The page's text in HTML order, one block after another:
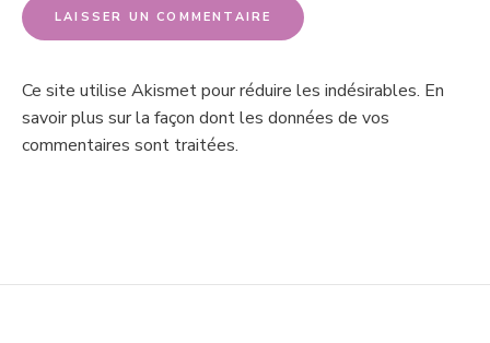
Ce site utilise Akismet pour réduire les indésirables. En
savoir plus sur la façon dont les données de vos
commentaires sont traitées.